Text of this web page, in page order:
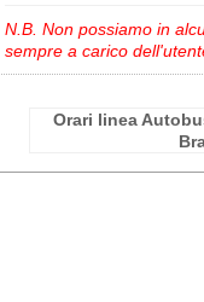
N.B. Non possiamo in
sempre a carico
Orari linea